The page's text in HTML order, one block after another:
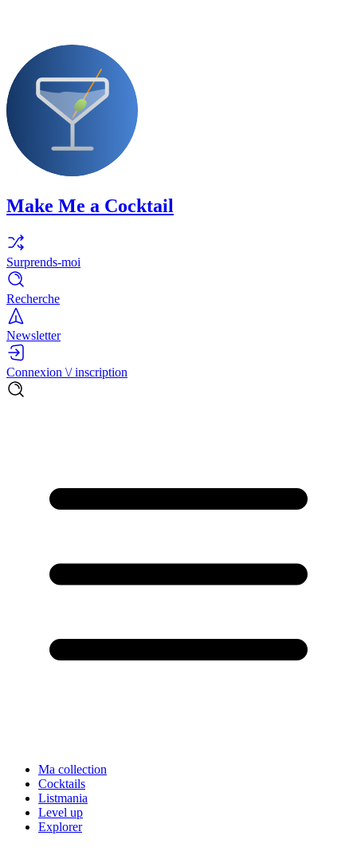
Make Me a Cocktail
Surprends-moi
Recherche
Newsletter
Connexion \/ inscription
Ma collection
Cocktails
Listmania
Level up
Explorer